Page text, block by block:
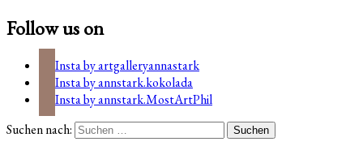
Follow us on
Insta by artgalleryannastark
Insta by annstark.kokolada
Insta by annstark.MostArtPhil
Suchen nach: